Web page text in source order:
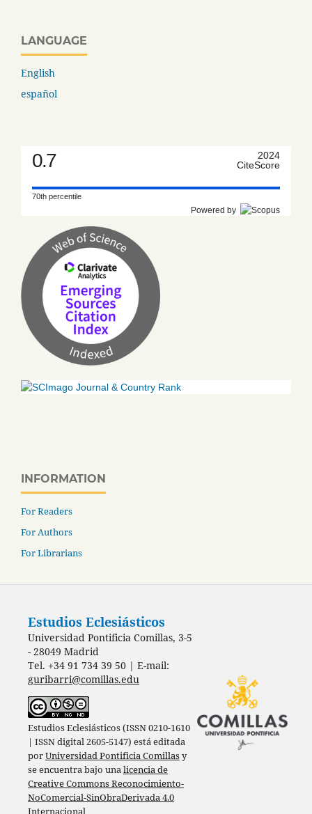
LANGUAGE
English
español
0.7
2024
CiteScore
70th percentile
Powered by
INFORMATION
For Readers
For Authors
For Librarians
Estudios Eclesiásticos
Universidad Pontificia Comillas, 3-5
- 28049 Madrid
Tel. +34 91 734 39 50 | E-mail:
guribarri@comillas.edu
Estudios Eclesiásticos (ISSN 0210-1610
| ISSN digital 2605-5147) está editada
porUniversidad Pontificia Comillasy
se encuentra bajo unalicencia de
Creative Commons Reconocimiento-
NoComercial-SinObraDerivada 4.0
Internacional